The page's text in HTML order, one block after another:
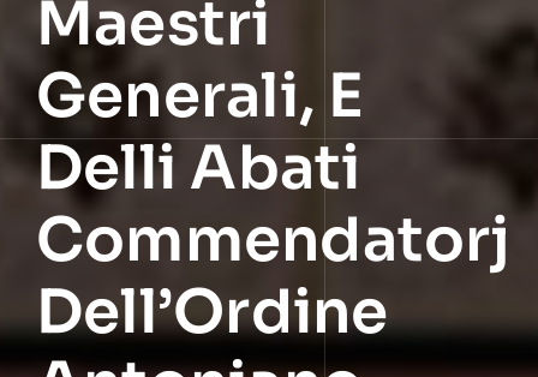
Maestri
Generali, E
Delli Abati
Commendatorj
Dell’Ordine